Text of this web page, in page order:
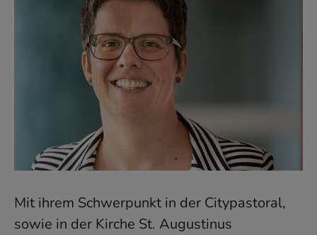
Mit ihrem Schwerpunkt in der Citypastoral,
sowie in der Kirche St. Augustinus